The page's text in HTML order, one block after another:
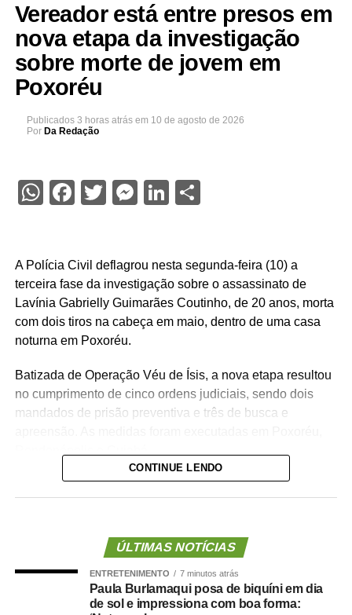
Vereador está entre presos em
nova etapa da investigação
sobre morte de jovem em
Poxoréu
Publicados 3 horas atrás em 10 de agosto de 2026
Por Da Redação
WhatsApp
Facebook
Twitter
Messenger
LinkedIn
Share
A Polícia Civil deflagrou nesta segunda-feira (10) a
terceira fase da investigação sobre o assassinato de
Lavínia Gabrielly Guimarães Coutinho, de 20 anos, morta
com dois tiros na cabeça em maio, dentro de uma casa
noturna em Poxoréu.
Batizada de Operação Véu de Ísis, a nova etapa resultou
no cumprimento de cinco ordens judiciais, sendo dois
mandados de prisão preventiva e três de busca e
Entre os presos está um vereador, além de outro
apuração, denominada Operação Elo Oculto.
Segundo a Polícia Civil, a nova fase surgiu a partir do
aprofundamento das diligências realizadas pela
CONTINUE LENDO
ÚLTIMAS NOTÍCIAS
ENTRETENIMENTO 7 minutos atrás
Paula Burlamaqui posa de biquíni em dia
de sol e impressiona com boa forma: